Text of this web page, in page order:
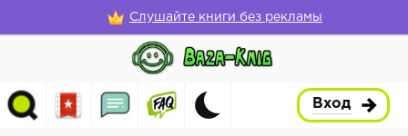
Слушайте книги без рекламы
Вход